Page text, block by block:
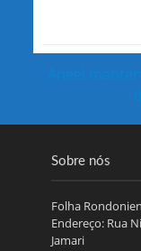
Aneel
Sobre nós
Folha
Endereço: Rua
Jamari